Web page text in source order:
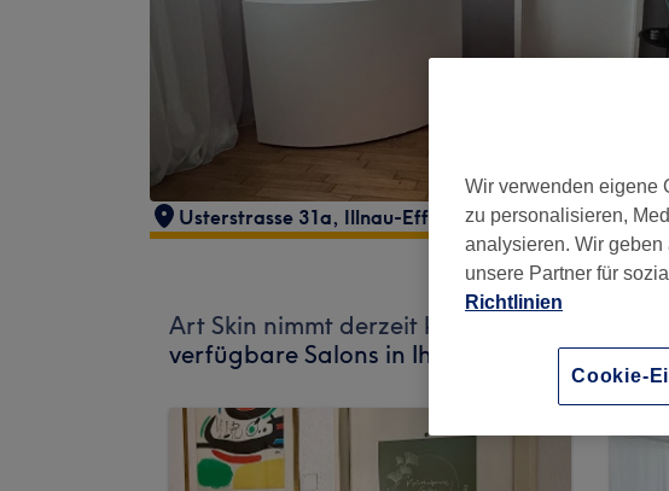
Usterstrasse 31a, Illnau-Effretikon, 8308
Art Skin nimmt derzeit keine Buchungen
verfügbare Salons in Ihrer Nähe zu finden.
Wir verwenden eigene
zu personalisieren,
analysieren. Wir
unsere Partner für
Richtlinien
Cookie-